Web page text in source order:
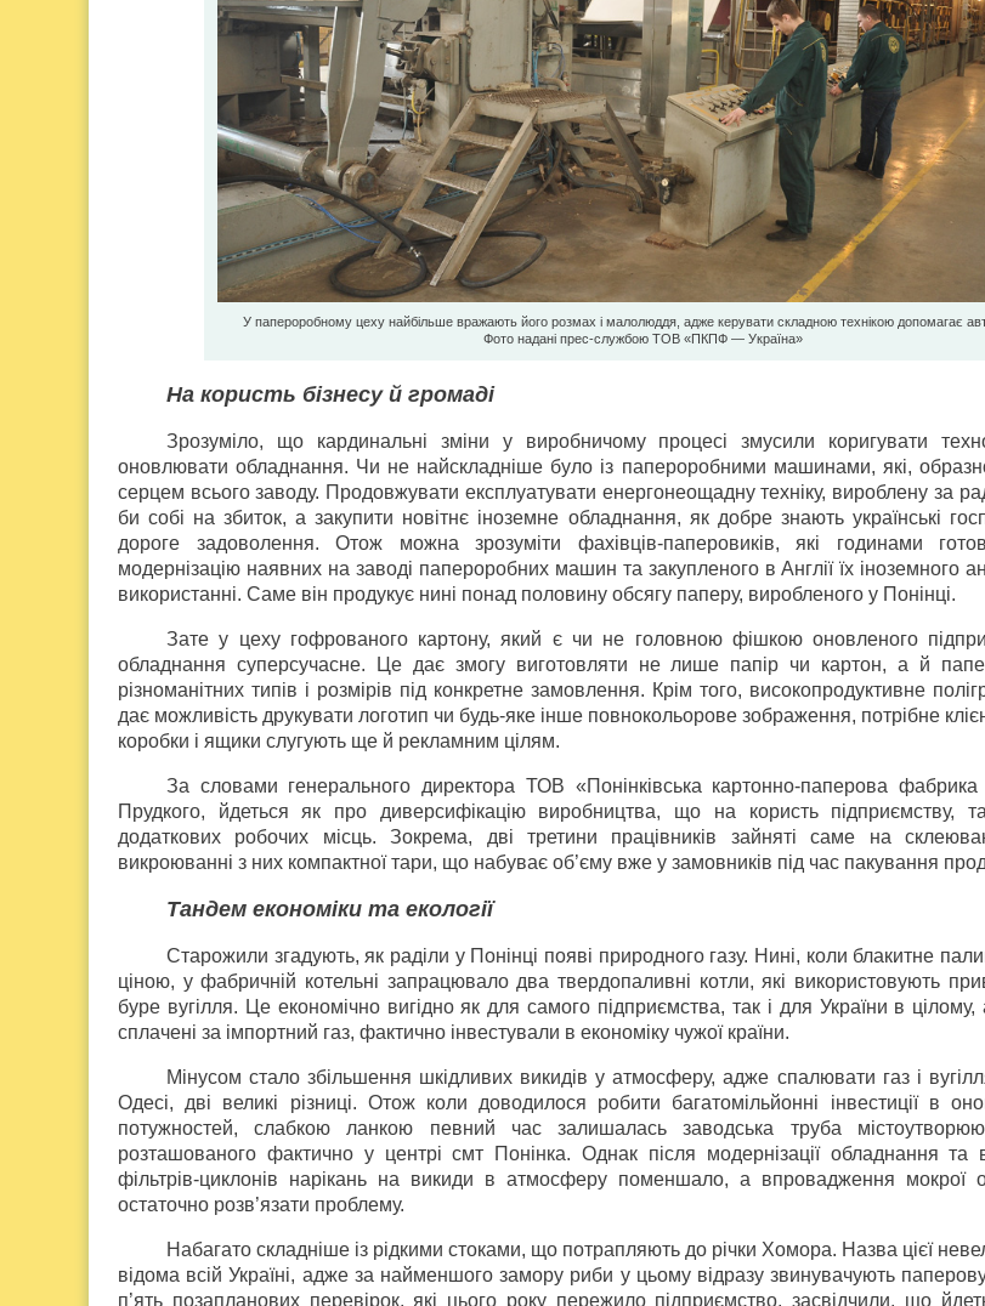
У папероробному цеху найбільше вражають його розмах і малолюддя, адже керувати складною технікою допомагає
Фото надані прес-службою ТОВ «ПКПФ — Україна»
На користь бізнесу й громаді
Зрозуміло, що кардинальні зміни у виробничому процесі змусили коригувати
оновлювати обладнання. Чи не найскладніше було із папероробними машинами, які,
серцем всього заводу. Продовжувати експлуатувати енергонеощадну техніку, вироблену за
би собі на збиток, а закупити новітнє іноземне обладнання, як добре знають українські
дороге задоволення. Отож можна зрозуміти фахівців-паперовиків, які годинами
модернізацію наявних на заводі папероробних машин та закупленого в Англії їх іноземного
використанні. Саме він продукує нині понад половину обсягу паперу, виробленого у Понінці.
Зате у цеху гофрованого картону, який є чи не головною фішкою оновленого
обладнання суперсучасне. Це дає змогу виготовляти не лише папір чи картон, а й
різноманітних типів і розмірів під конкретне замовлення. Крім того, високопродуктивне
дає можливість друкувати логотип чи будь-яке інше повнокольорове зображення, потрібне
коробки і ящики слугують ще й рекламним цілям.
За словами генерального директора ТОВ «Понінківська картонно-паперова
Прудкого, йдеться як про диверсифікацію виробництва, що на користь підприємству,
додаткових робочих місць. Зокрема, дві третини працівників зайняті саме на
викроюванні з них компактної тари, що набуває об’єму вже у замовників під час пакування
Тандем економіки та екології
Старожили згадують, як раділи у Понінці появі природного газу. Нині, коли блакитне
ціною, у фабричній котельні запрацювало два твердопаливні котли, які використовують
буре вугілля. Це економічно вигідно як для самого підприємства, так і для України в
сплачені за імпортний газ, фактично інвестували в економіку чужої країни.
Мінусом стало збільшення шкідливих викидів у атмосферу, адже спалювати газ і
Одесі, дві великі різниці. Отож коли доводилося робити багатомільйонні інвестиції в
потужностей, слабкою ланкою певний час залишалась заводська труба
розташованого фактично у центрі смт Понінка. Однак після модернізації обладнання та
фільтрів-циклонів нарікань на викиди в атмосферу поменшало, а впровадження мокрої
остаточно розв’язати проблему.
Набагато складніше із рідкими стоками, що потрапляють до річки Хомора. Назва цієї
відома всій Україні, адже за найменшого замору риби у цьому відразу звинувачують
п’ять позапланових перевірок, які цього року пережило підприємство, засвідчили, що